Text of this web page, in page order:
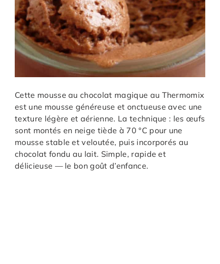
Cette mousse au chocolat magique au Thermomix
est une mousse généreuse et onctueuse avec une
texture légère et aérienne. La technique : les œufs
sont montés en neige tiède à 70 °C pour une
mousse stable et veloutée, puis incorporés au
chocolat fondu au lait. Simple, rapide et
délicieuse — le bon goût d’enfance.